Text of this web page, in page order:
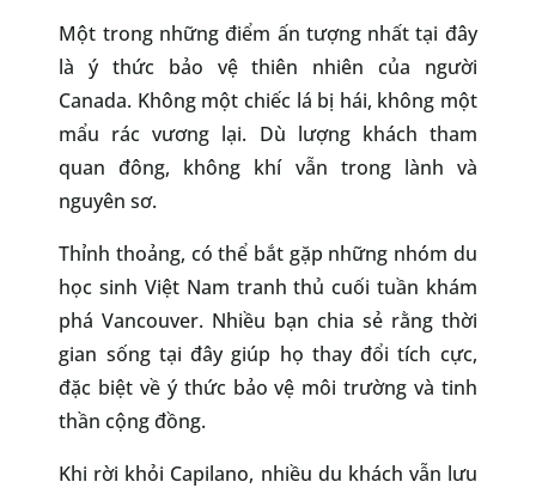
Một trong những điểm ấn tượng nhất tại đây
là ý thức bảo vệ thiên nhiên của người
Canada. Không một chiếc lá bị hái, không một
mẩu rác vương lại. Dù lượng khách tham
quan đông, không khí vẫn trong lành và
nguyên sơ.
Thỉnh thoảng, có thể bắt gặp những nhóm du
học sinh Việt Nam tranh thủ cuối tuần khám
phá Vancouver. Nhiều bạn chia sẻ rằng thời
gian sống tại đây giúp họ thay đổi tích cực,
đặc biệt về ý thức bảo vệ môi trường và tinh
thần cộng đồng.
Khi rời khỏi Capilano, nhiều du khách vẫn lưu